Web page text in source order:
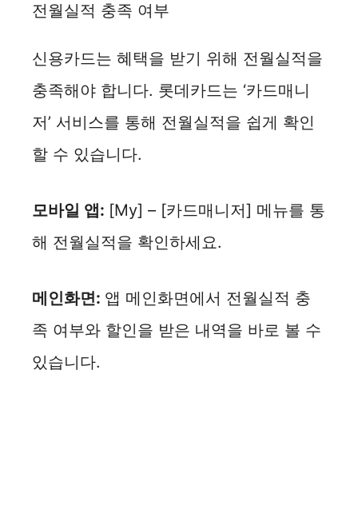
e
o
전월실적 충족 여부
신용카드는 혜택을 받기 위해 전월실적을
충족해야 합니다. 롯데카드는 ‘카드매니
저’ 서비스를 통해 전월실적을 쉽게 확인
할 수 있습니다.
모바일 앱: [My] – [카드매니저] 메뉴를 통
해 전월실적을 확인하세요.
메인화면: 앱 메인화면에서 전월실적 충
족 여부와 할인을 받은 내역을 바로 볼 수
있습니다.